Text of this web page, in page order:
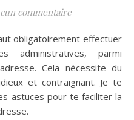
commentaire
administratives, parmi
Cela nécessite du
et contraignant. Je te
astuces pour te faciliter la